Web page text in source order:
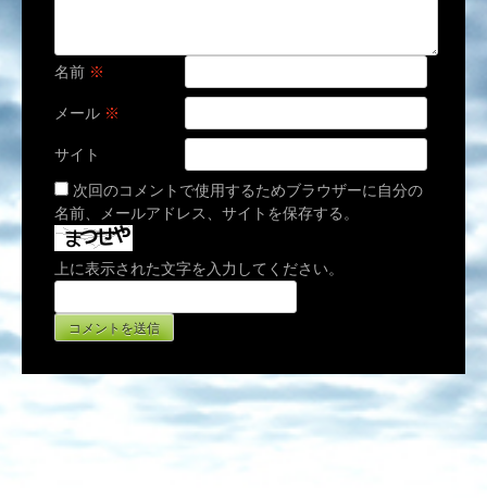
名前 ※
メール ※
サイト
次回のコメントで使用するためブラウザーに自分の
名前、メールアドレス、サイトを保存する。
上に表示された文字を入力してください。